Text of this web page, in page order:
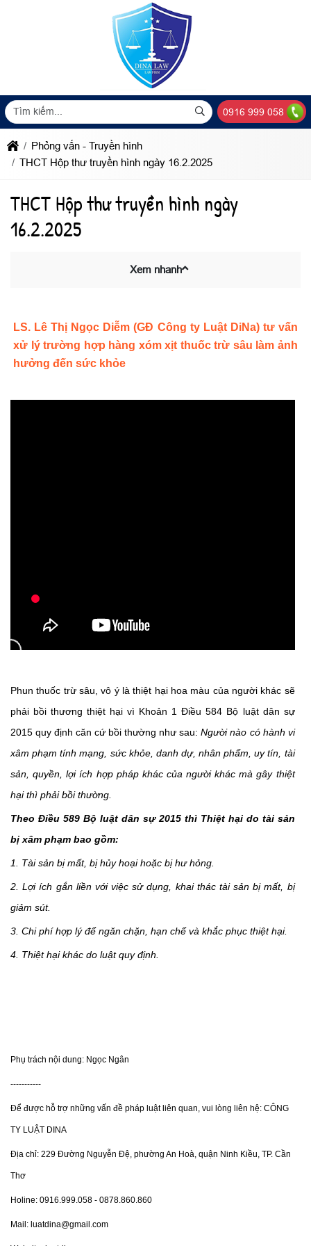
0916 999 058
Phỏng vấn - Truyền hình
THCT Hộp thư truyền hình ngày 16.2.2025
THCT Hộp thư truyền hình ngày
16.2.2025
Xem nhanh
LS. Lê Thị Ngọc Diễm (GĐ Công ty Luật DiNa) tư vấn
xử lý trường hợp hàng xóm xịt thuốc trừ sâu làm ảnh
hưởng đến sức khỏe
Phun thuốc trừ sâu, vô ý là thiệt hại hoa màu của người khác sẽ
phải bồi thương thiệt hại vì Khoản 1 Điều 584 Bộ luật dân sự
2015 quy định căn cứ bồi thường như sau:Người nào có hành vi
xâm phạm tính mạng, sức khỏe, danh dự, nhân phẩm, uy tín, tài
sản, quyền, lợi ích hợp pháp khác của người khác mà gây thiệt
hại thì phải bồi thường.
Theo Điều 589 Bộ luật dân sự 2015 thì Thiệt hại do tài sản
bị xâm phạm bao gồm:
1. Tài sản bị mất, bị hủy hoại hoặc bị hư hỏng.
2. Lợi ích gắn liền với việc sử dụng, khai thác tài sản bị mất, bị
giảm sút.
3. Chi phí hợp lý để ngăn chặn, hạn chế và khắc phục thiệt hại.
4. Thiệt hại khác do luật quy định.
Phụ trách nội dung: Ngọc Ngân
-----------
Để được hỗ trợ những vấn đề pháp luật liên quan, vui lòng liên hệ: CÔNG
TY LUẬT DINA
Địa chỉ: 229 Đường Nguyễn Đệ, phường An Hoà, quận Ninh Kiều, TP. Cần
Thơ
Holine: 0916.999.058 - 0878.860.860
Mail: luatdina@gmail.com